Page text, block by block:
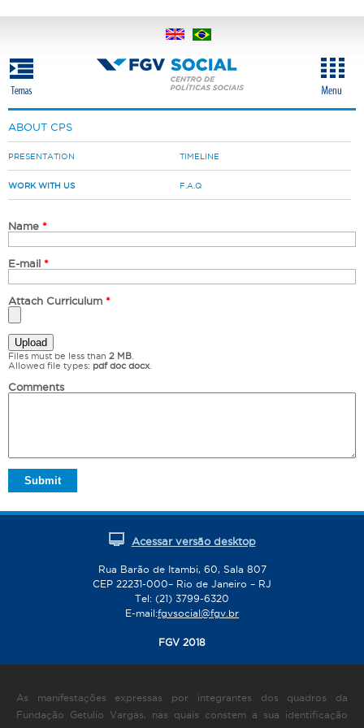
content
ABOUT CPS
PRESENTATION TIMELINE
WORK WITH US F.A.Q
Name *
E-mail *
Attach Curriculum *
Files must be less than 2 MB
Allowed file types: pdf doc docx
Comments
Acessar versão desktop
Rua Barão de Itambi, 60, Sala 807
CEP 22231-000– Rio de Janeiro – RJ
Tel: (21) 3799-6320
E-mail:fgvsocial@fgv.br
FGV 2018
As manifestações expressas por integrantes dos quadros da
Fundação Getulio Vargas, nas quais constem a sua identificação